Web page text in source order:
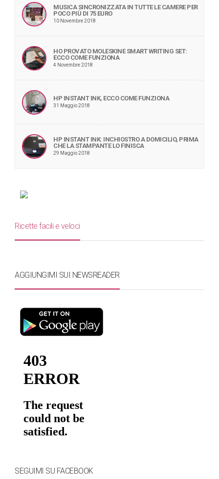
MUSICA SINCRONIZZATA IN TUTTE LE CAMERE PER
POCO PIÙ DI 75 EURO
10 Novembre 2018
HO PROVATO MOLESKINE SMART WRITING SET:
ECCO COME FUNZIONA
4 Novembre 2018
HP INSTANT INK, ECCO COME FUNZIONA
31 Maggio 2018
HP INSTANT INK: INCHIOSTRO A DOMICILIO, PRIMA
CHE LA STAMPANTE LO FINISCA
29 Maggio 2018
Ricette facili e veloci
AGGIUNGIMI SUI NEWSREADER
SEGUIMI SU FACEBOOK